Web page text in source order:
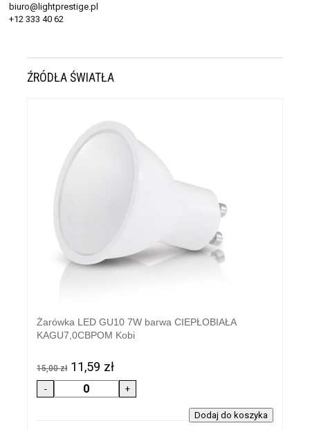
biuro@lightprestige.pl
+12 333 40 62
ŹRÓDŁA ŚWIATŁA
Żarówka LED GU10 7W barwa CIEPŁOBIAŁA
KAGU7,0CBPOM Kobi
15,00 zł 11,59 zł